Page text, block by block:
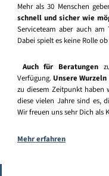
Mehr als 30 Menschen
schnell und sicher wie
Serviceteam aber auch
Dabei spielt es keine Rolle
Auch für Beratungen
Verfügung. Unsere
zu diesem Zeitpunkt haben
diese vielen Jahre sind es,
Wir freuen uns sehr Dich als
Mehr erfahren